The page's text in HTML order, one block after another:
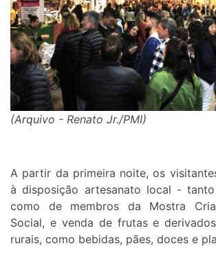
(Arquivo - Renato Jr./PMI)
A partir da primeira noite, os
à disposição artesanato local -
como de membros da Mostra
Social, e venda de frutas e
rurais, como bebidas, pães, doces e